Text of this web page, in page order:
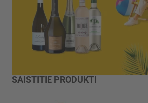
SAISTĪTIE PRODUKTI